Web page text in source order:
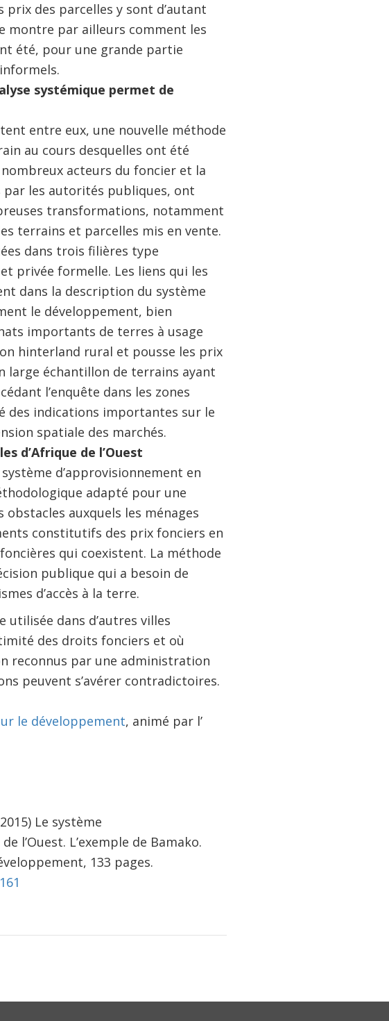
des parcelles y sont d’autant
montre par ailleurs comment les
été, pour une grande partie
systémique permet de
entre eux, une nouvelle méthode
au cours desquelles ont été
acteurs du foncier et la
par les autorités publiques, ont
transformations, notamment
terrains et parcelles mis en vente.
dans trois filières type
privée formelle. Les liens qui les
dans la description du système
le développement, bien
importants de terres à usage
hinterland rural et pousse les prix
large échantillon de terrains ayant
l’enquête dans les zones
des indications importantes sur le
spatiale des marchés.
d’Afrique de l’Ouest
d’approvisionnement en
adapté pour une
obstacles auxquels les ménages
constitutifs des prix fonciers en
qui coexistent. La méthode
publique qui a besoin de
d’accès à la terre.
utilisée dans d’autres villes
des droits fonciers et où
reconnus par une administration
peuvent s’avérer contradictoires.
le développement, animé par l’
Le système
l’Ouest. L’exemple de Bamako.
133 pages.